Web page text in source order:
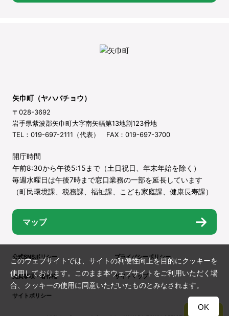
矢巾町（ヤハバチョウ）
〒028-3692
岩手県紫波郡矢巾町大字南矢幅第13地割123番地
TEL：019-697-2111（代表） FAX：019-697-3700
開庁時間
午前8:30から午後5:15まで（土日祝日、年末年始を除く）
毎週水曜日は午後7時まで窓口業務の一部を延長しています
（町民環境課、税務課、福祉課、こども家庭課、健康長寿課）
マップ
公式SNSポリシー プライバシーポリシー
免責事項・著作権 サイトマップ
サイトポリシー
TOP
このウェブサイトでは、サイトの利便性向上を目的にクッキーを
使用しております。このまま本ウェブサイトをご利用いただく場
合、クッキーの使用に同意いただいたものとみなされます。
OK